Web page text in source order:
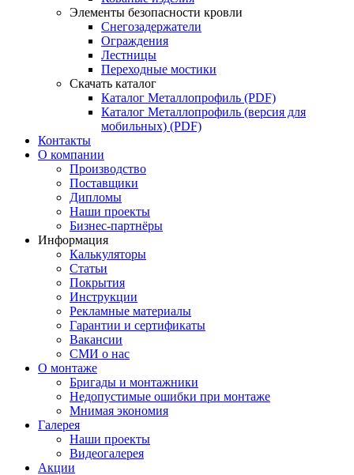
Элементы безопасности кровли
Снегозадержатели
Ограждения
Лестницы
Переходные мостики
Скачать каталог
Каталог Металлопрофиль (PDF)
Каталог Металлопрофиль (версия для
мобильных) (PDF)
Контакты
О компании
Производство
Поставщики
Дипломы
Наши проекты
Бизнес-партнёры
Информация
Калькуляторы
Статьи
Покрытия
Инструкции
Рекламные материалы
Гарантии и сертификаты
Вакансии
СМИ о нас
О монтаже
Бригады и монтажники
Недопустимые ошибки при монтаже
Мнимая экономия
Галерея
Наши проекты
Видеогалерея
Акции